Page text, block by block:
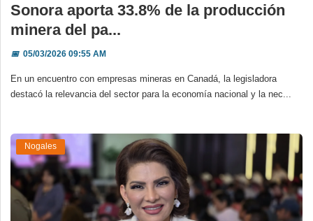
Sonora aporta 33.8% de la producción
minera del pa...
📅05/03/2026 09:55 AM
En un encuentro con empresas mineras en Canadá, la legisladora
destacó la relevancia del sector para la economía nacional y la nec...
Nogales